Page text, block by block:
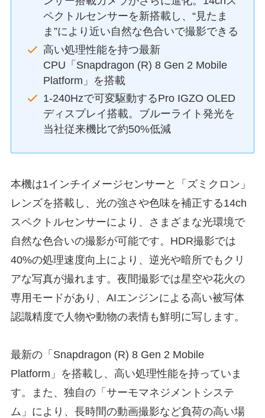
ペクトルセンサーを新搭載し、“見たま
ま”により近い自然な色合いで撮影できる
高い処理性能を持つ最新
CPU「Snapdragon (R) 8 Gen 2 Mobile
Platform」を搭載
1-240Hzで可変駆動するPro IGZO OLED
ディスプレイ搭載。ブルーライト発光を
当社従来機比で約50%低減
本機は1インチイメージセンサーと「ズミクロン」
レンズを搭載し、光の強さや色味を補正する14ch
スペクトルセンサーにより、さまざまな光環境で
自然な色合いの撮影が可能です。HDR撮影では
40%の処理速度向上により、逆光や暗所でもクリ
アな写真が撮れます。夜間撮影では星空や花火の
専用モードがあり、AIエンジンによる高い被写体
認識精度で人物や動物の表情も鮮明に写します。
最新の「Snapdragon (R) 8 Gen 2 Mobile
Platform」を搭載し、高い処理性能を持っていま
す。また、独自の「サーモマネジメントシステ
ム」により、長時間の動画撮影など負荷の高い場